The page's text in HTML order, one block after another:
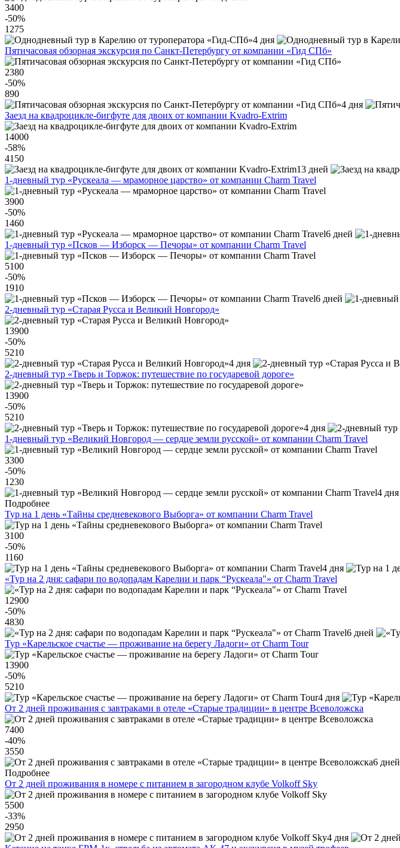
3400
-50%
1275
4 дня
Пятичасовая обзорная экскурсия по Санкт-Петербургу от компании «Гид СПб»
2380
-50%
890
4 дня
Заезд на квадроцикле-бигфуте для двоих от компании Kvadro-Extrim
14000
-58%
4150
13 дней
1-дневный тур «Рускеала — мраморное царство» от компании Charm Travel
3900
-50%
1460
6 дней
1-дневный тур «Псков — Изборск — Печоры» от компании Charm Travel
5100
-50%
1910
6 дней
2-дневный тур «Старая Русса и Великий Новгород»
13900
-50%
5210
4 дня
2-дневный тур «Тверь и Торжок: путешествие по государевой дороге»
13900
-50%
5210
4 дня
1-дневный тур «Великий Новгород — сердце земли русской» от компании Charm Travel
3300
-50%
1230
4 дня
Подробнее
Тур на 1 день «Тайны средневекового Выборга» от компании Charm Travel
3100
-50%
1160
4 дня
«Тур на 2 дня: сафари по водопадам Карелии и парк “Рускеала"» от Charm Travel
12900
-50%
4830
6 дней
Тур «Карельское счастье — проживание на берегу Ладоги» от Charm Tour
13900
-50%
5210
4 дня
От 2 дней проживания с завтраками в отеле «Старые традиции» в центре Всеволожска
7400
-40%
3550
6 дней
Подробнее
От 2 дней проживания в номере с питанием в загородном клубе Volkoff Sky
5500
-33%
2950
4 дня